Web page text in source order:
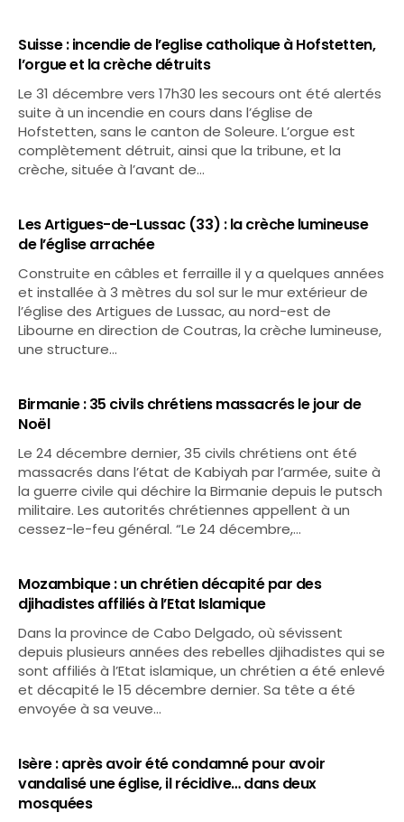
Suisse : incendie de l’eglise catholique à Hofstetten,
l’orgue et la crèche détruits
Le 31 décembre vers 17h30 les secours ont été alertés
suite à un incendie en cours dans l’église de
Hofstetten, sans le canton de Soleure. L’orgue est
complètement détruit, ainsi que la tribune, et la
crèche, située à l’avant de…
Les Artigues-de-Lussac (33) : la crèche lumineuse
de l’église arrachée
Construite en câbles et ferraille il y a quelques années
et installée à 3 mètres du sol sur le mur extérieur de
l’église des Artigues de Lussac, au nord-est de
Libourne en direction de Coutras, la crèche lumineuse,
une structure…
Birmanie : 35 civils chrétiens massacrés le jour de
Noël
Le 24 décembre dernier, 35 civils chrétiens ont été
massacrés dans l’état de Kabiyah par l’armée, suite à
la guerre civile qui déchire la Birmanie depuis le putsch
militaire. Les autorités chrétiennes appellent à un
cessez-le-feu général. “Le 24 décembre,…
Mozambique : un chrétien décapité par des
djihadistes affiliés à l’Etat Islamique
Dans la province de Cabo Delgado, où sévissent
depuis plusieurs années des rebelles djihadistes qui se
sont affiliés à l’Etat islamique, un chrétien a été enlevé
et décapité le 15 décembre dernier. Sa tête a été
envoyée à sa veuve…
Isère : après avoir été condamné pour avoir
vandalisé une église, il récidive… dans deux
mosquées